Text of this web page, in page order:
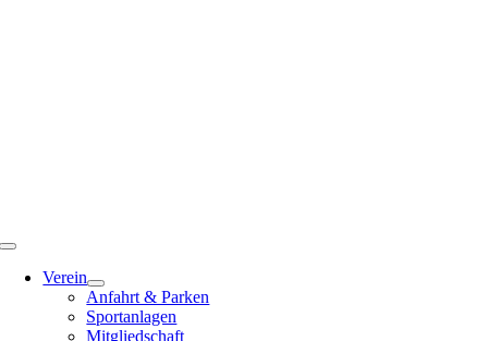
Toggle
NavigationVerein
Anfahrt & Parken
Sportanlagen
Mitgliedschaft